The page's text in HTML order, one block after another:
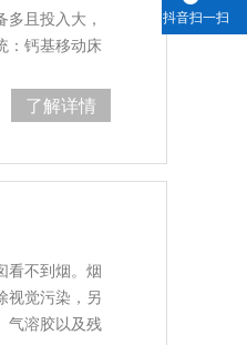
且投入大，
：钙基移动床
了解详情
看不到烟。烟
视觉污染，另
气溶胶以及残
抖音扫一扫